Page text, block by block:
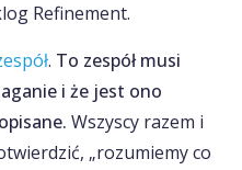
Refinement.
. To zespół musi
i że jest ono
Wszyscy razem i
„rozumiemy co